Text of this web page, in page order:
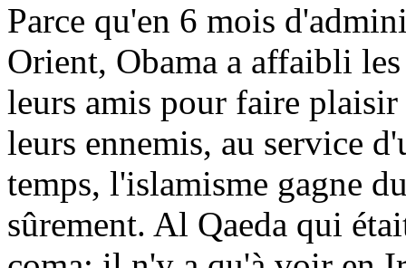
Parce qu'en 6 mois
Orient, Obama a affaibli
leurs amis pour faire plaisir
leurs ennemis, au service
temps, l'islamisme gagne
sûrement. Al Qaeda qui